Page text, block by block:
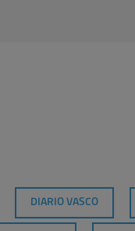
DIARIO VASCO